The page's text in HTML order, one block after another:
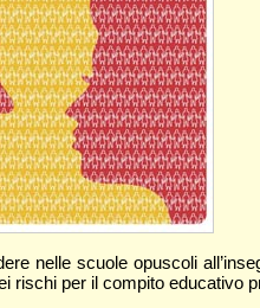
nelle scuole opuscoli
rischi per il compito educativo